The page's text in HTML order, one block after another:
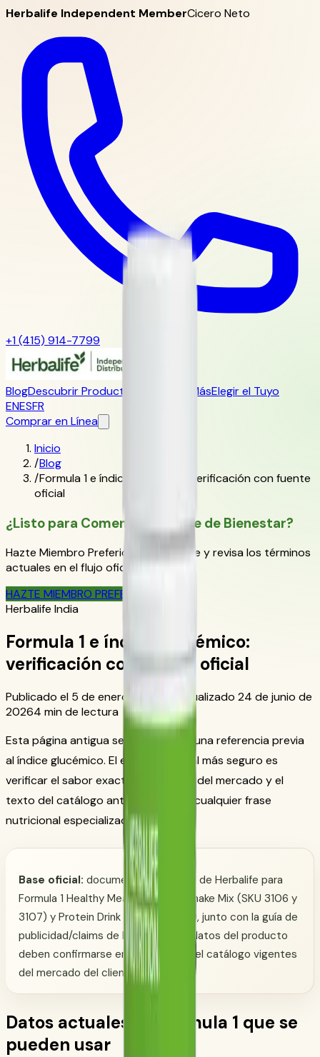
Herbalife Independent MemberCicero Neto
+1 (415) 914-7799
BlogDescubrir Productos Aprender MásElegir el Tuyo
ENESFR
Comprar en Línea
Inicio
/Blog
/Formula 1 e índice glucémico: verificación con fuente
oficial
¿Listo para Comenzar Tu Viaje de Bienestar?
Hazte Miembro Preferido de Herbalife y revisa los términos
actuales en el flujo oficial de pedido.
HAZTE MIEMBRO PREFERIDO
Herbalife India
Formula 1 e índice glucémico:
verificación con fuente oficial
Publicado el 5 de enero de 2017
Actualizado 24 de junio de
20264 min de lectura
Esta página antigua se centraba en una referencia previa
al índice glucémico. El enfoque actual más seguro es
verificar el sabor exacto, la etiqueta del mercado y el
texto del catálogo antes de repetir cualquier frase
nutricional especializada.
Base oficial: documentación oficial de Herbalife para
Formula 1 Healthy Meal Nutritional Shake Mix (SKU 3106 y
3107) y Protein Drink Mix (SKU 1426), junto con la guía de
publicidad/claims de Herbalife. Los datos del producto
deben confirmarse en la etiqueta y el catálogo vigentes
del mercado del cliente.
Datos actuales de Formula 1 que se
pueden usar